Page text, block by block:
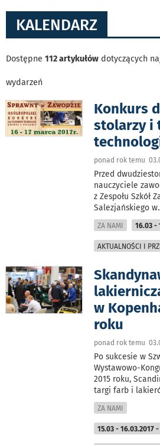
KALENDARZ
Dostępne 112 artykułów dotyczących
wydarzeń
Konkurs
stolarzy i
ponad rok temu
Przed
nauczyciele
z Zespołu Szkół
Salezjańskiego w
ZA NAMI 16.03 -
AKTUALNOŚCI I
w
roku
ponad rok temu
Po sukcesie w
Wystawowo-
2015 roku,
targi farb i
ZA NAMI
15.03 - 16.03.2017 -